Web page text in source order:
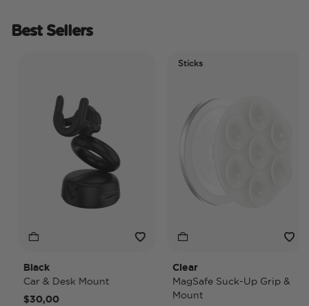
Best Sellers
Black
Car & Desk Mount
$30,00
Sticks
Clear
MagSafe Suck-Up Grip &
Mount